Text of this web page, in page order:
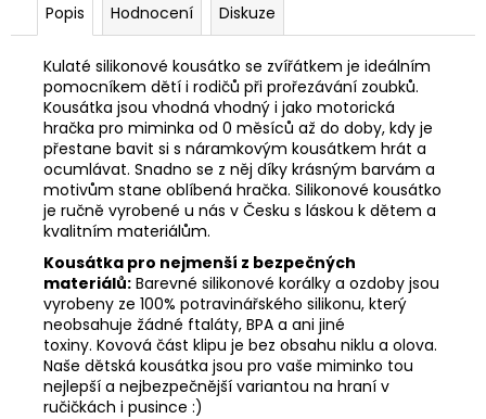
Popis Hodnocení Diskuze
Kulaté silikonové kousátko se zvířátkem je ideálním
pomocníkem dětí i rodičů při prořezávání zoubků.
Kousátka jsou vhodná vhodný i jako motorická
hračka pro miminka od 0 měsíců až do doby, kdy je
přestane bavit si s náramkovým kousátkem hrát a
ocumlávat. Snadno se z něj díky krásným barvám a
motivům stane oblíbená hračka. Silikonové kousátko
je ručně vyrobené u nás v Česku s láskou k dětem a
kvalitním materiálům.
Kousátka pro nejmenší z bezpečných
materiálů: Barevné silikonové korálky a ozdoby jsou
vyrobeny ze 100% potravinářského silikonu, který
neobsahuje žádné ftaláty, BPA a ani jiné
toxiny. Kovová část klipu je bez obsahu niklu a olova.
Naše dětská kousátka jsou pro vaše miminko tou
nejlepší a nejbezpečnější variantou na hraní v
ručičkách i pusince :)